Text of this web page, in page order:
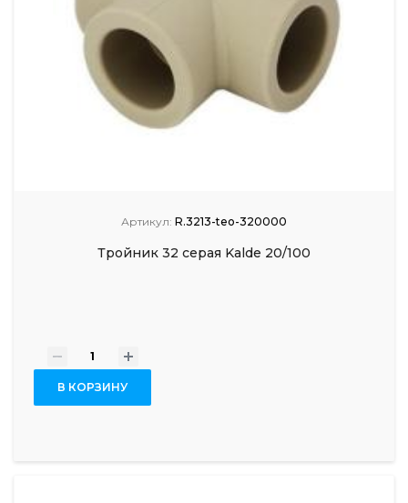
Артикул: R.3213-teo-320000
Тройник 32 серая Kalde 20/100
- +
В КОРЗИНУ